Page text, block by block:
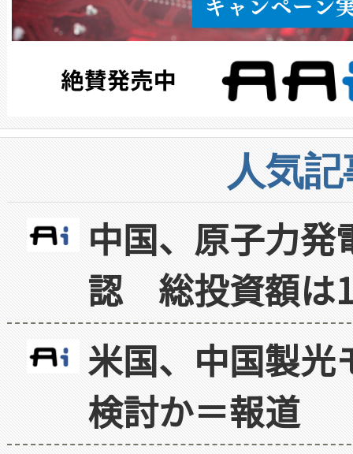
人気
中国、原子力
認 総投資額は
米国、中国製光
検討か＝報道